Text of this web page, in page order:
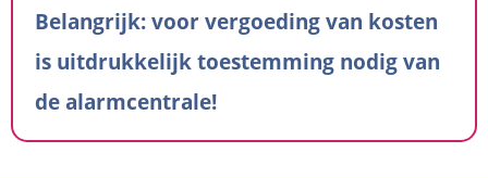
Belangrijk: voor vergoeding van kosten
is uitdrukkelijk toestemming nodig van
de alarmcentrale!